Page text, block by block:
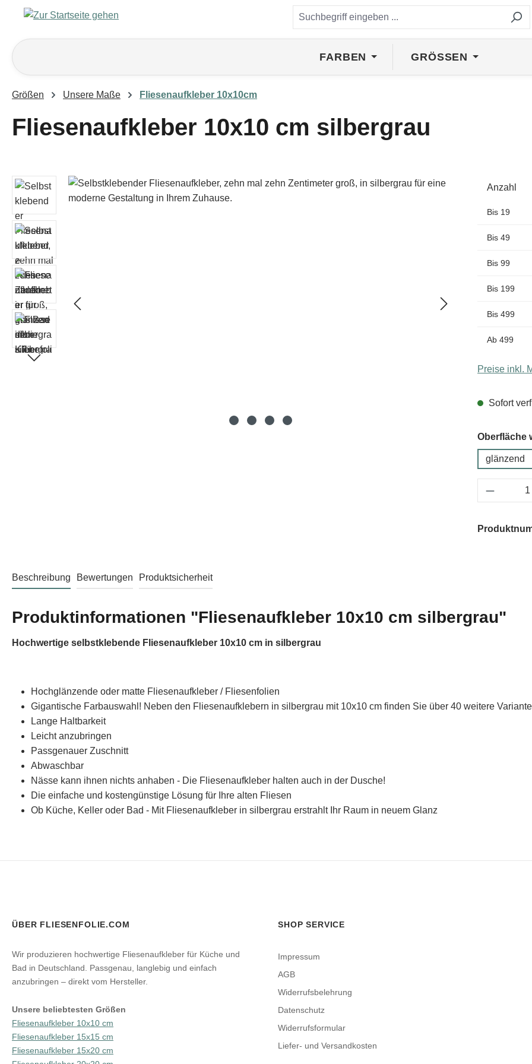
Hauptinhalt springen
Zur Suche springen
Zur Hauptnavigation springen
FARBEN GRÖSSEN
Größen Unsere Maße Fliesenaufkleber 10x10cm
Fliesenaufkleber 10x10 cm silbergrau
Bildergalerie überspringen Anzahl
Bis 19
Bis 49
Bis 99
Bis 199
Bis 499
Ab 499
Preise inkl.
Sofort
Oberfläche
glänzend
Beschreibung Bewertungen Produktsicherheit
Produktinformationen "Fliesenaufkleber 10x10 cm silbergrau"
Hochwertige selbstklebende Fliesenaufkleber 10x10 cm in silbergrau
Hochglänzende oder matte Fliesenaufkleber / Fliesenfolien
Gigantische Farbauswahl! Neben den Fliesenaufklebern in silbergrau mit 10x10 cm finden Sie über 40 weitere
Lange Haltbarkeit
Leicht anzubringen
Passgenauer Zuschnitt
Abwaschbar
Nässe kann ihnen nichts anhaben - Die Fliesenaufkleber halten auch in der Dusche!
Die einfache und kostengünstige Lösung für Ihre alten Fliesen
Ob Küche, Keller oder Bad - Mit Fliesenaufkleber in silbergrau erstrahlt Ihr Raum in neuem Glanz
ÜBER FLIESENFOLIE.COM
Wir produzieren hochwertige Fliesenaufkleber für Küche und
Bad in Deutschland. Passgenau, langlebig und einfach
anzubringen – direkt vom Hersteller.
Unsere beliebtesten Größen
Fliesenaufkleber 10x10 cm
Fliesenaufkleber 15x15 cm
Fliesenaufkleber 15x20 cm
SHOP SERVICE
Impressum
AGB
Widerrufsbelehrung
Datenschutz
Widerrufsformular
Liefer- und Versandkosten